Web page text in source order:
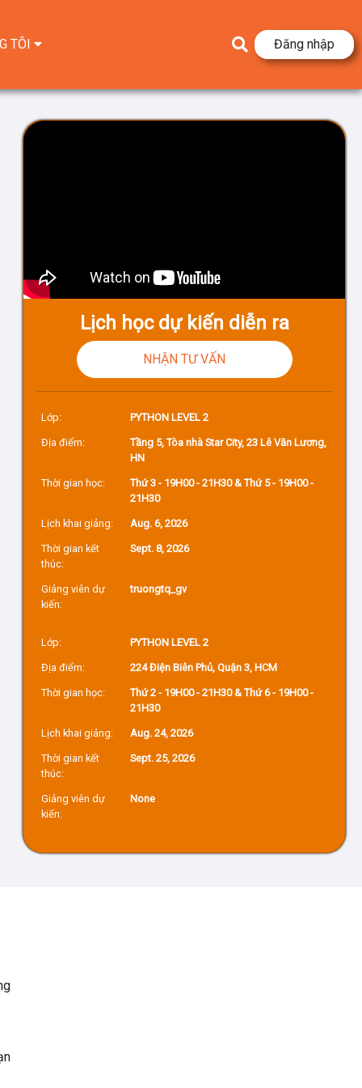
TÔI Đăng nhập
Lịch học dự kiến diễn ra
NHẬN TƯ VẤN
Lớp: PYTHON LEVEL 2
Địa điểm:
Tầng 5, Tòa nhà Star City, 23 Lê Văn Lương,
HN
Thời gian học:
Thứ 3 - 19H00 - 21H30 & Thứ 5 - 19H00 -
21H30
Lịch khai giảng: Aug. 6, 2026
Thời gian kết
thúc:
Sept. 8, 2026
Giảng viên dự
kiến:
truongtq_gv
Lớp: PYTHON LEVEL 2
Địa điểm: 224 Điện Biên Phủ, Quận 3, HCM
Thời gian học:
Thứ 2 - 19H00 - 21H30 & Thứ 6 - 19H00 -
21H30
Lịch khai giảng: Aug. 24, 2026
Thời gian kết
thúc:
Sept. 25, 2026
Giảng viên dự
kiến:
None